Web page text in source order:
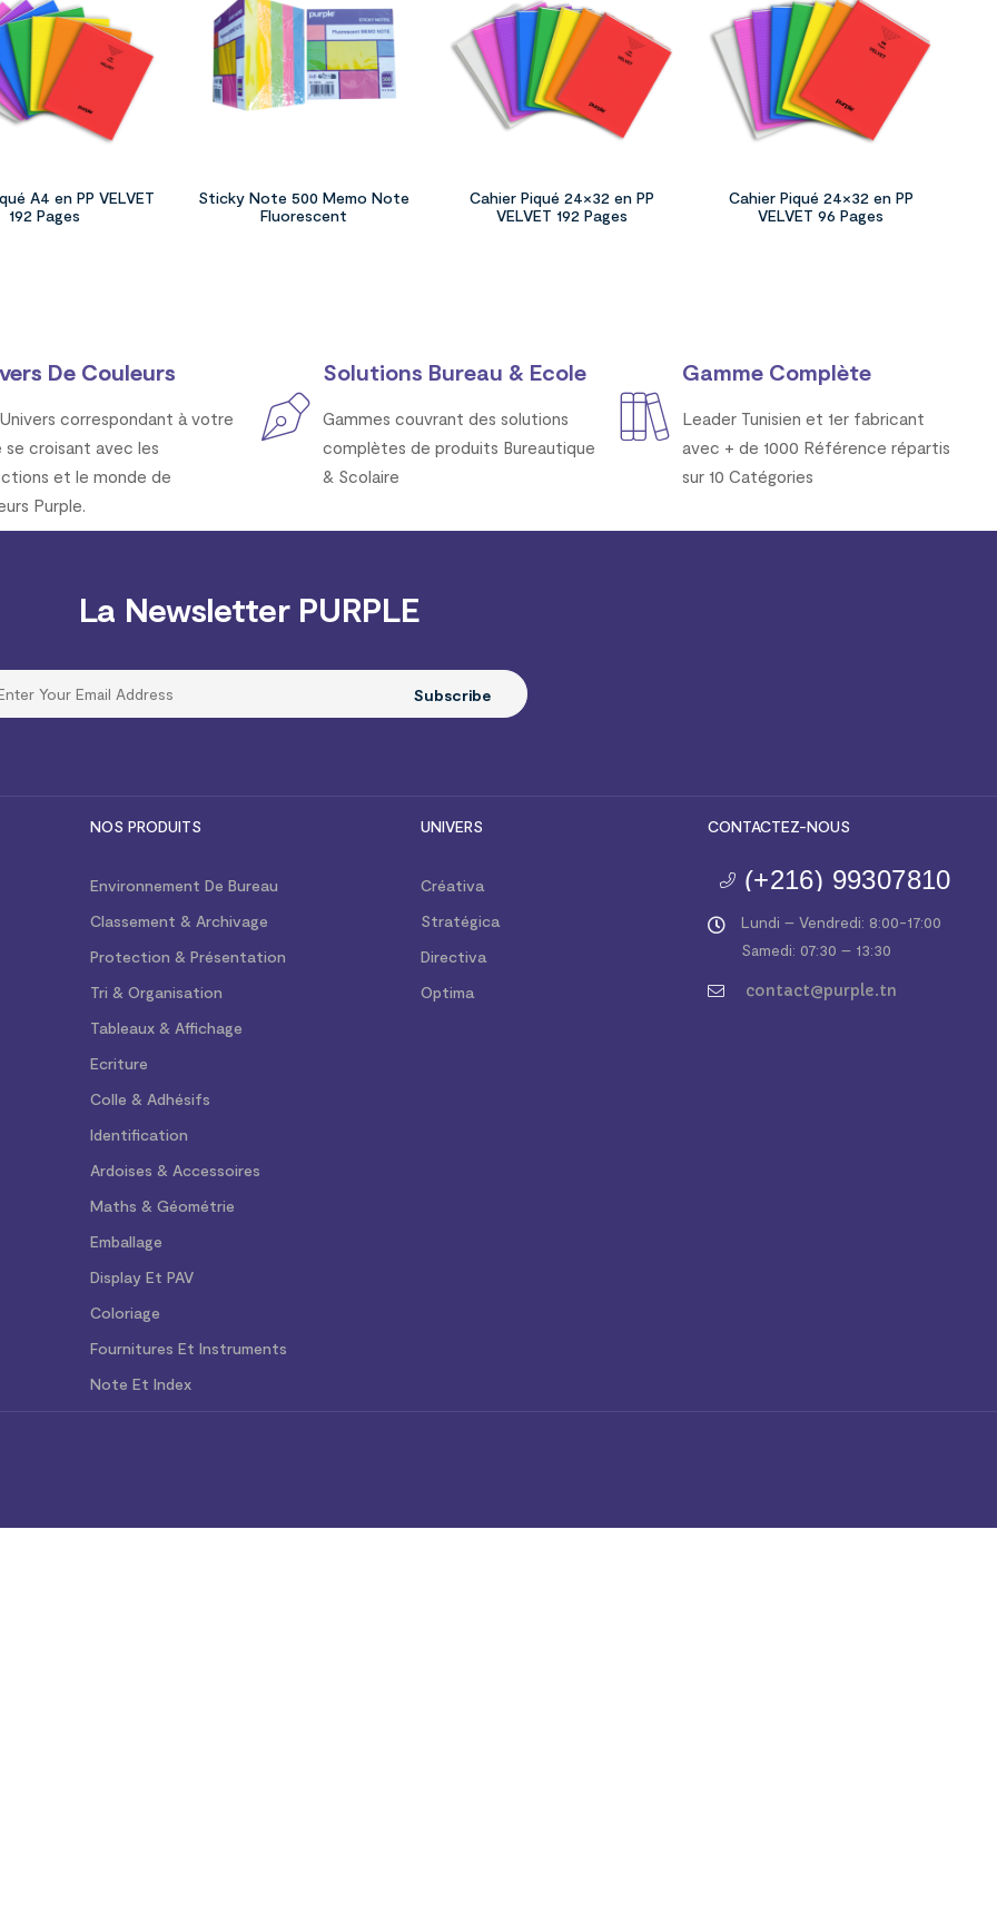
A4 en PP VELVET
192 Pages
Sticky Note 500 Memo Note
Fluorescent
Cahier Piqué 24×32 en PP
VELVET 192 Pages
Cahier Piqué 24×32 en PP
VELVET 96 Pages
De Couleurs
correspondant à votre
se croisant avec les
et le monde de
Purple.
Solutions Bureau & Ecole
Gammes couvrant des solutions
complètes de produits Bureautique
& Scolaire
Gamme Complète
Leader Tunisien et 1er fabricant
avec + de 1000 Référence répartis
sur 10 Catégories
La Newsletter PURPLE
Subscribe
NOS PRODUITS
Environnement De Bureau
Classement & Archivage
Protection & Présentation
Tri & Organisation
Tableaux & Affichage
Ecriture
Colle & Adhésifs
Identification
Ardoises & Accessoires
Maths & Géométrie
Emballage
Display Et PAV
Coloriage
Fournitures Et Instruments
Note Et Index
UNIVERS
Créativa
Stratégica
Directiva
Optima
CONTACTEZ-NOUS
(+216) 99307810
Lundi – Vendredi: 8:00-17:00
Samedi: 07:30 – 13:30
contact@purple.tn